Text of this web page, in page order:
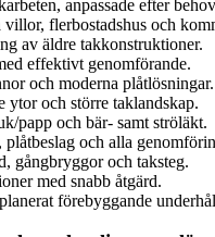
anpassade efter
flerbostadshus och
av äldre takkonstruktioner.
effektivt genomförande.
och moderna plåtlösningar.
ytor och större taklandskap.
papp och bär- samt ströläkt.
och alla
gångbryggor och taksteg.
med snabb åtgärd.
förebyggande